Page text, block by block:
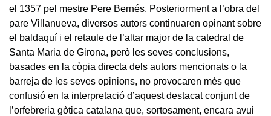
el 1357 pel mestre Pere Bernés. Posteriorment a l’obra del
pare Villanueva, diversos autors continuaren opinant sobre
el baldaquí i el retaule de l’altar major de la catedral de
Santa Maria de Girona, però les seves conclusions,
basades en la còpia directa dels autors mencionats o la
barreja de les seves opinions, no provocaren més que
confusió en la interpretació d’aquest destacat conjunt de
l’orfebreria gòtica catalana que, sortosament, encara avui